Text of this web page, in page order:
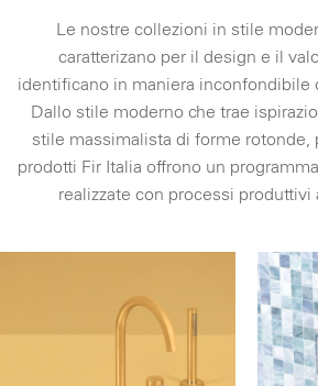
Le nostre collezioni in stile
caratterizano per il design e il
identificano in maniera inconfondibile
Dallo stile moderno che trae
stile massimalista di forme rotonde,
prodotti Fir Italia offrono un
realizzate con processi produttivi